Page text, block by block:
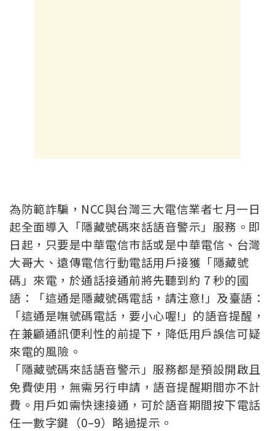
為防範詐騙，NCC與台灣三大電信業者七月一日
起全面導入「隱藏號碼來話語音警示」服務。即
日起，只要是中華電信市話或是中華電信、台灣
大哥大、遠傳電信行動電話用戶接獲「隱藏號
碼」來電，於通話接通前將先聽到約 7 秒的國
語：「這通是隱藏號碼電話，請注意!」及臺語：
「這通是嘸號碼電話，要小心喔!」的語音提醒，
在兼顧通訊便利性的前提下，降低用戶誤信可疑
來電的風險。
「隱藏號碼來話語音警示」服務都是預設開啟且
免費使用，無需另行申請，語音提醒期間亦不計
費。用戶如需快速接通，可於語音期間按下電話
任一數字鍵（0–9）略過提示。